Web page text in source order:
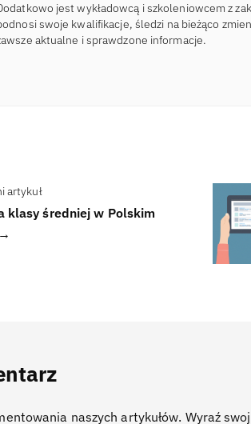
jest wykładowcą i szkoleniowcem z
swoje kwalifikacje, śledzi na bieżąco
aktualne i sprawdzone informacje.
artykuł
klasy średniej w Polskim
naszych artykułów. Wyraź